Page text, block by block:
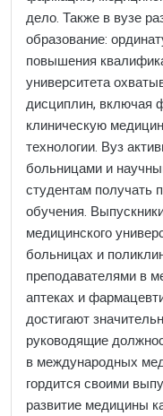
дело. Также в вузе
образование:
повышения
университета
дисциплин, включая
клиническую
технологии. Вуз
больницами и
студентам получать
обучения.
медицинского
больницах и
преподавателями в
аптеках и
достигают
руководящие
в международных
гордится своими
развитие медицины